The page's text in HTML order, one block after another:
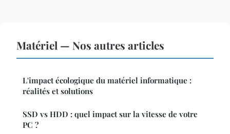
Matériel — Nos autres articles
L'impact écologique du matériel informatique :
réalités et solutions
SSD vs HDD : quel impact sur la vitesse de votre
PC ?